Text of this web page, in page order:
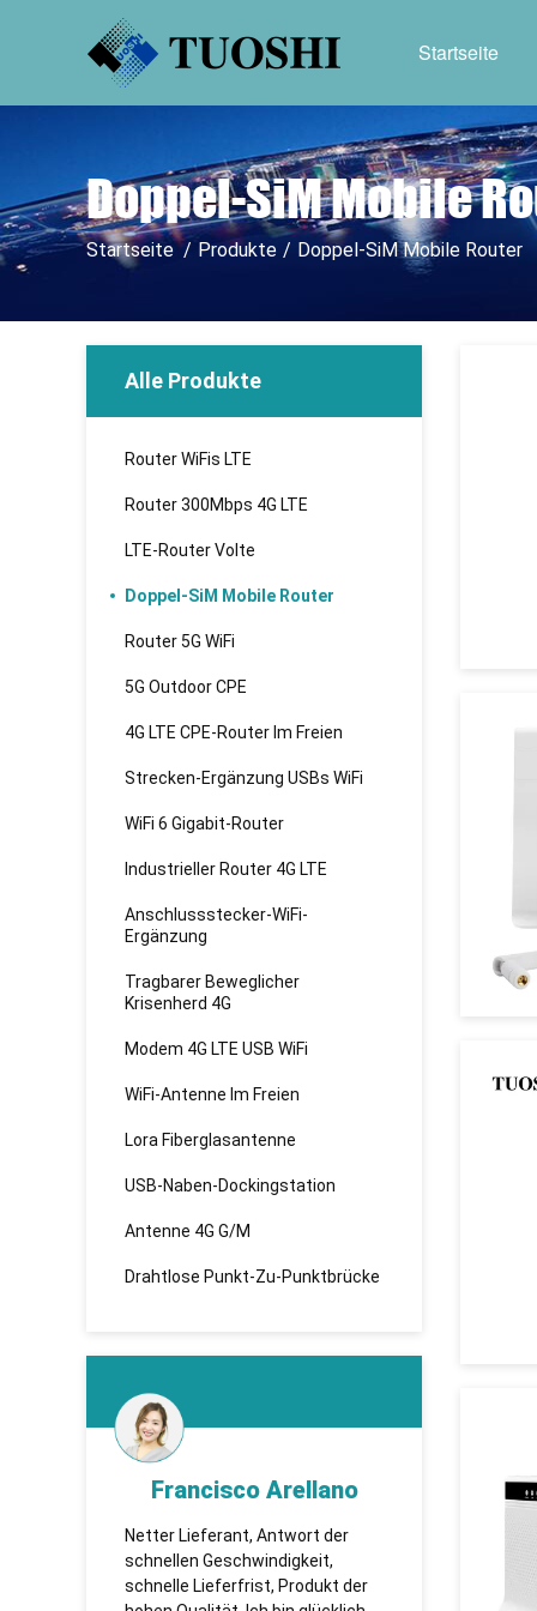
Startseite
Doppel-SiM Mobile
Startseite / Produkte / Doppel-SiM Mobile Router
Alle Produkte
Router WiFis LTE
Router 300Mbps 4G LTE
LTE-Router Volte
Doppel-SiM Mobile Router
Router 5G WiFi
5G Outdoor CPE
4G LTE CPE-Router Im Freien
Strecken-Ergänzung USBs WiFi
WiFi 6 Gigabit-Router
Industrieller Router 4G LTE
Anschlussstecker-WiFi-
Ergänzung
Tragbarer Beweglicher
Krisenherd 4G
Modem 4G LTE USB WiFi
WiFi-Antenne Im Freien
Lora Fiberglasantenne
USB-Naben-Dockingstation
Antenne 4G G/M
Drahtlose Punkt-Zu-Punktbrücke
Francisco Arellano
Netter Lieferant, Antwort der
schnellen Geschwindigkeit,
schnelle Lieferfrist, Produkt der